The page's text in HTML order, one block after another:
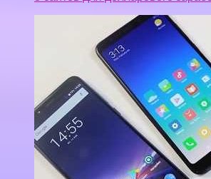
Xiaomi Redmi 5 Plus 3
ВАЖНО ЗНАТЬ!